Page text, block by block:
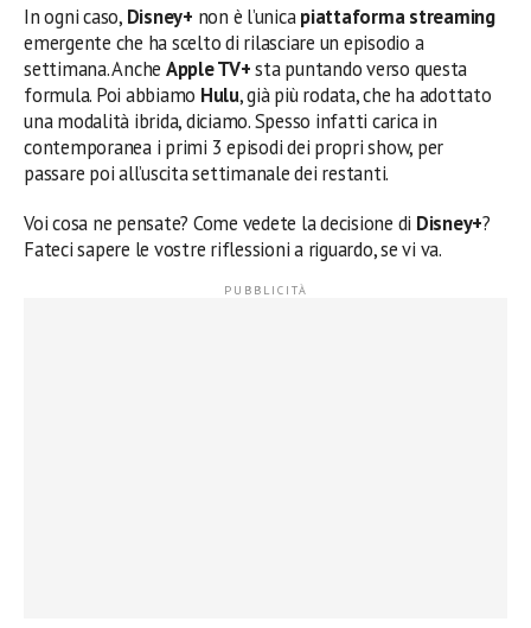
In ogni caso, Disney+ non è l’unicapiattaforma streaming
emergente che ha scelto di rilasciare un episodio a
settimana. Anche Apple TV+sta puntando verso questa
formula. Poi abbiamo Hulu, già più rodata, che ha adottato
una modalità ibrida, diciamo. Spesso infatti carica in
contemporanea i primi 3 episodi dei propri show, per
passare poi all’uscita settimanale dei restanti.
Voi cosa ne pensate? Come vedete la decisione di Disney+?
Fateci sapere le vostre riflessioni a riguardo, se vi va.